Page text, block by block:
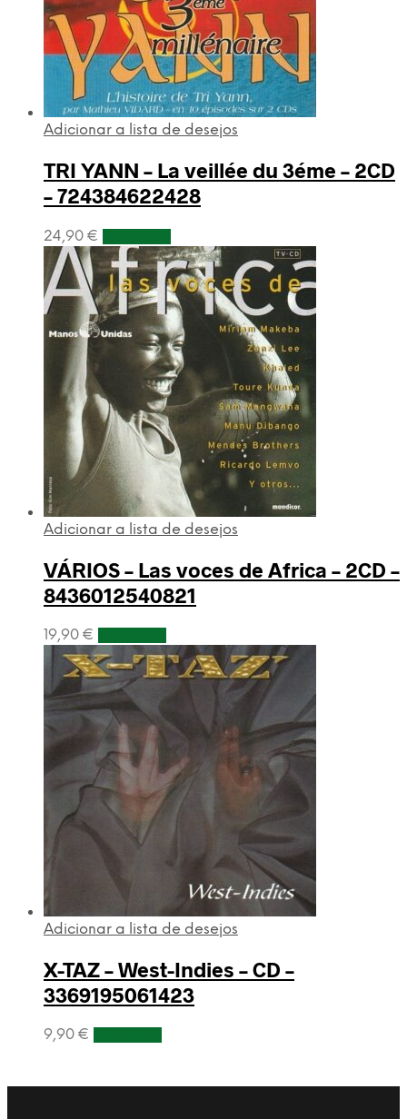
Adicionar a lista de desejos
TRI YANN – La veillée du 3éme – 2CD
– 724384622428
24,90 €
Adicionar a lista de desejos
VÁRIOS – Las voces de Africa – 2CD –
8436012540821
19,90 €
Adicionar a lista de desejos
X-TAZ – West-Indies – CD –
3369195061423
9,90 €